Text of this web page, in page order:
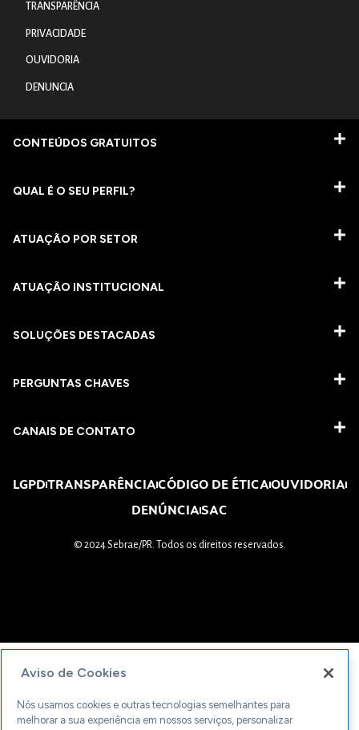
TRANSPARÊNCIA
PRIVACIDADE
OUVIDORIA
DENUNCIA
CONTEÚDOS GRATUITOS
QUAL É O SEU PERFIL?
ATUAÇÃO POR SETOR
ATUAÇÃO INSTITUCIONAL
SOLUÇÕES DESTACADAS
PERGUNTAS CHAVES​
CANAIS DE CONTATO
LGPDTRANSPARÊNCIACÓDIGO DE ÉTICAOUVIDORIA
DENÚNCIASAC
© 2024 Sebrae/PR. Todos os direitos reservados.
Aviso de Cookies
Nós usamos cookies e outras tecnologias semelhantes para
melhorar a sua experiência em nossos serviços, personalizar